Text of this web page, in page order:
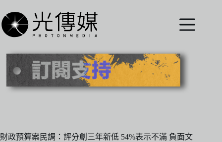
至
主
內
財政預算案民調：評分創三年新低 54%表示不滿 負面文